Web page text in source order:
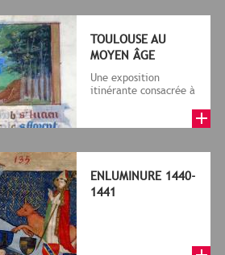
TOULOUSE AU
MOYEN ÂGE
Une exposition
itinérante consacrée à
siècle d'Or,...
ENLUMINURE 1440-
1441